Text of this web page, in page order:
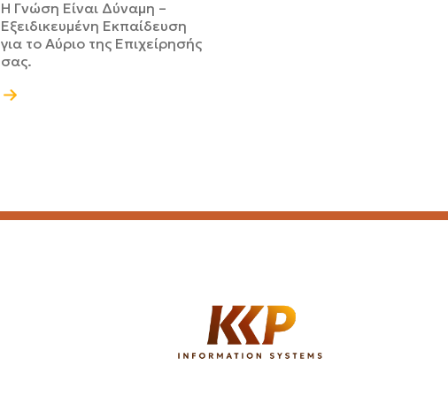
Η Γνώση Είναι Δύναμη –
Εξειδικευμένη Εκπαίδευση
για το Αύριο της Επιχείρησής
σας.